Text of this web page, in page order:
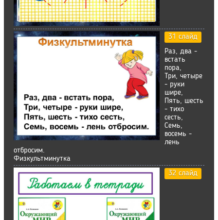
31 слайд
Раз, два -
встать
пора,
Три, четыре
- руки
шире,
Пять, шесть
- тихо
сесть,
Семь,
восемь -
лень
отбросим.
Физкультминутка
32 слайд